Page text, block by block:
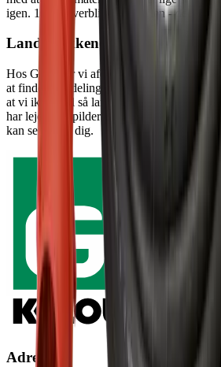
igen. 100% overblik på mobilen - det er
Landsdækkende service
Hos GSV har vi afdelinger i hele landet,
at finde en afdeling tæt på dig og dit
at vi ikke skal så langt, hvis vi skal have
har lejet. Så spilder vi ikke kostbar tid på
kan servicere dig.
Adresse